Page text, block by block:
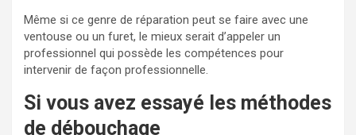
Même si ce genre de réparation peut se faire avec une
ventouse ou un furet, le mieux serait d’appeler un
professionnel qui possède les compétences pour
intervenir de façon professionnelle.
Si vous avez essayé les méthodes
de débouchage